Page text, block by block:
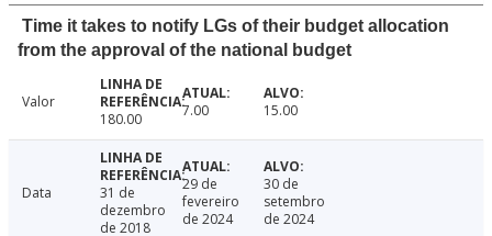
Time it takes to notify LGs of their budget allocation
from the approval of the national budget
Valor
180.00
7.00 15.00
Data
31 de
dezembro
de 2018
29 de
fevereiro
de 2024
30 de
setembro
de 2024